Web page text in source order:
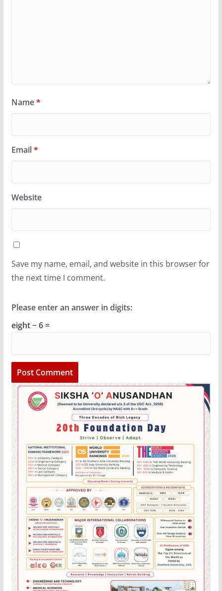
Name*
Email*
Website
Save my name, email, and website in this browser for
the next time I comment.
Please enter an answer in digits:
eight − 6 =